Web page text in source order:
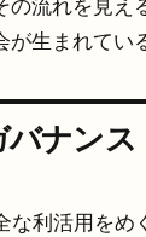
の流れを見え
生まれてい
バナン
な利活用をめ